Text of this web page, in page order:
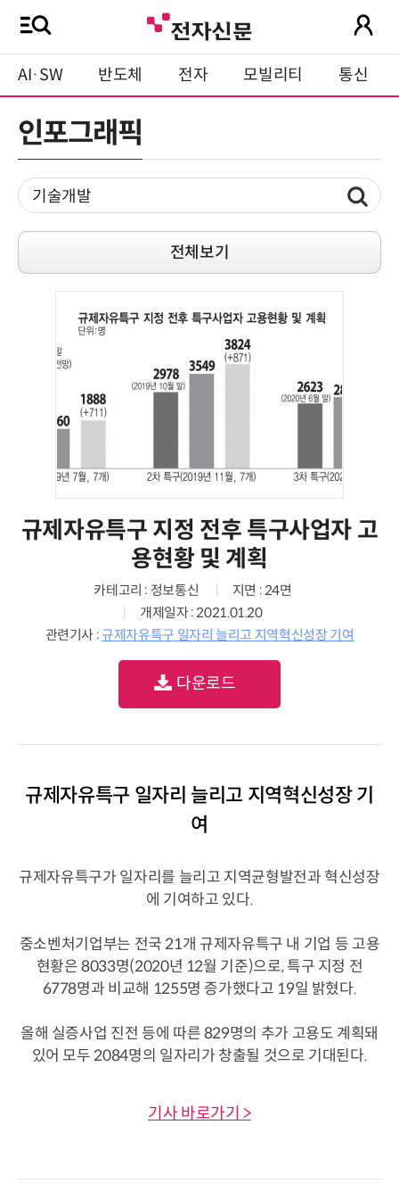
AI·SW 반도체 전자 모빌리티 통신
인포그래픽
전체보기
규제자유특구 지정 전후 특구사업자 고
용현황 및 계획
카테고리 : 정보통신
지면 : 24면
개제일자 : 2021.01.20
관련기사 : 규제자유특구 일자리 늘리고 지역혁신성장 기여
다운로드
규제자유특구 일자리 늘리고 지역혁신성장 기
여
규제자유특구가 일자리를 늘리고 지역균형발전과 혁신성장
에 기여하고 있다.
중소벤처기업부는 전국 21개 규제자유특구 내 기업 등 고용
현황은 8033명(2020년 12월 기준)으로, 특구 지정 전
6778명과 비교해 1255명 증가했다고 19일 밝혔다.
올해 실증사업 진전 등에 따른 829명의 추가 고용도 계획돼
있어 모두 2084명의 일자리가 창출될 것으로 기대된다.
기사 바로가기 >